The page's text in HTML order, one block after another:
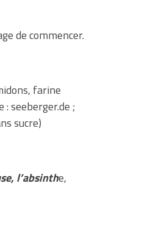
de commencer.
farine
: seeberger.de ;
sucre)
l’absinthe,